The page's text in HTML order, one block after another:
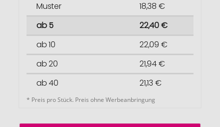
Muster
18,38 €
ab 5
22,40 €
ab 10
22,09 €
ab 20
21,94 €
ab 40
21,13 €
* Preis pro Stück. Preis ohne Werbeanbringung